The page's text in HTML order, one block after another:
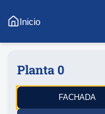
Inicio
Planta 0
FACHADA